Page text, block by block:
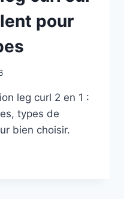
pour
leg curl 2 en 1 :
types de
bien choisir.